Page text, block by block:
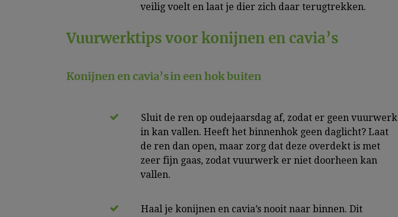
veilig voelt en laat je dier zich daar terugtrekken.
Vuurwerktips voor konijnen en cavia’s
Konijnen en cavia’s in een hok buiten
Sluit de ren op oudejaarsdag af, zodat er geen vuurwerk
in kan vallen. Heeft het binnenhok geen daglicht? Laat
de ren dan open, maar zorg dat deze overdekt is met
zeer fijn gaas, zodat vuurwerk er niet doorheen kan
vallen.
Haal je konijnen en cavia’s nooit naar binnen. Dit